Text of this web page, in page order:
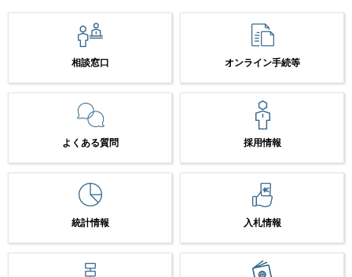
相談窓口 オンライン手続等
よくある質問 採用情報
統計情報 入札情報